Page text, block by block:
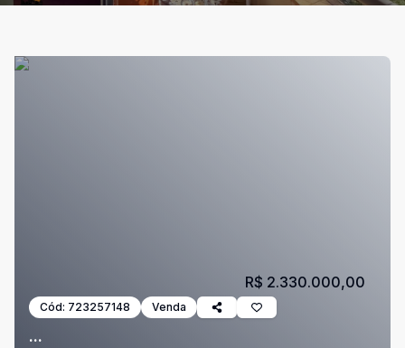
Cód: 723257148 Venda
...
R$ 2.330.000,00